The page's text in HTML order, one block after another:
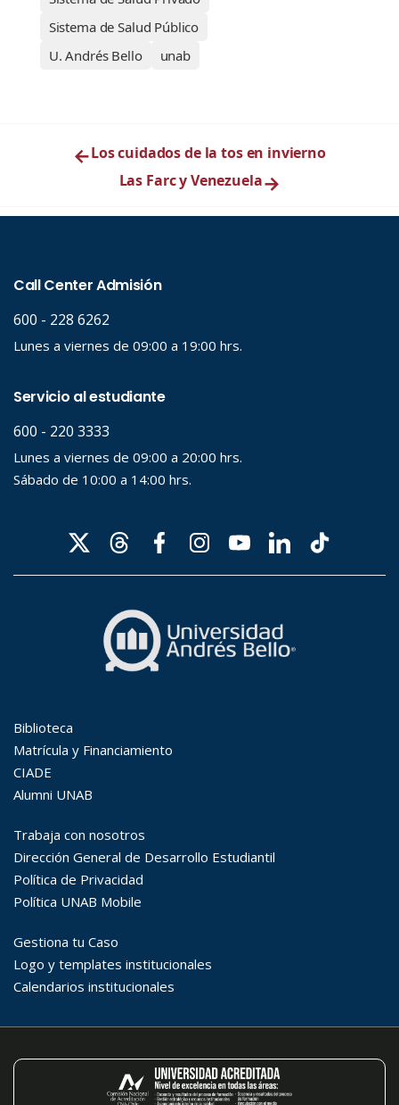
Sistema de Salud Público
U. Andrés Bello
unab
←Los cuidados de la tos en invierno
Las Farc y Venezuela→